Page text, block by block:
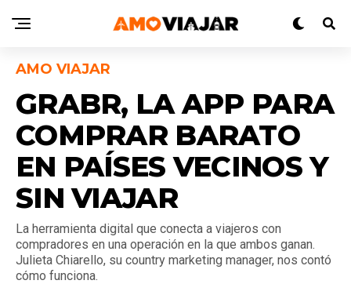
AMO VIAJAR
GRABR, LA APP PARA
COMPRAR BARATO
EN PAÍSES VECINOS Y
SIN VIAJAR
La herramienta digital que conecta a viajeros con
compradores en una operación en la que ambos ganan.
Julieta Chiarello, su country marketing manager, nos contó
cómo funciona.